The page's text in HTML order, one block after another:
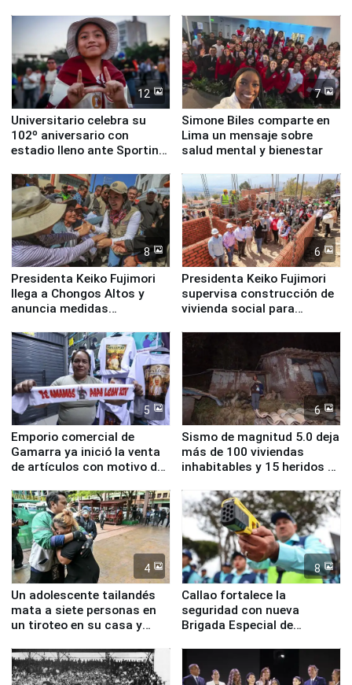
12
Universitario celebra su
102º aniversario con
estadio lleno ante Sporting
7
Simone Biles comparte en
Lima un mensaje sobre
salud mental y bienestar
8
Presidenta Keiko Fujimori
llega a Chongos Altos y
anuncia medidas
educación, salud y empleo
6
Presidenta Keiko Fujimori
supervisa construcción de
vivienda social para
5
Emporio comercial de
Gamarra ya inició la venta
de artículos con motivo de
6
Sismo de magnitud 5.0 deja
más de 100 viviendas
inhabitables y 15 heridos en
4
Un adolescente tailandés
mata a siete personas en
un tiroteo en su casa y
8
Callao fortalece la
seguridad con nueva
Brigada Especial de
equipamiento para
Serenazgo